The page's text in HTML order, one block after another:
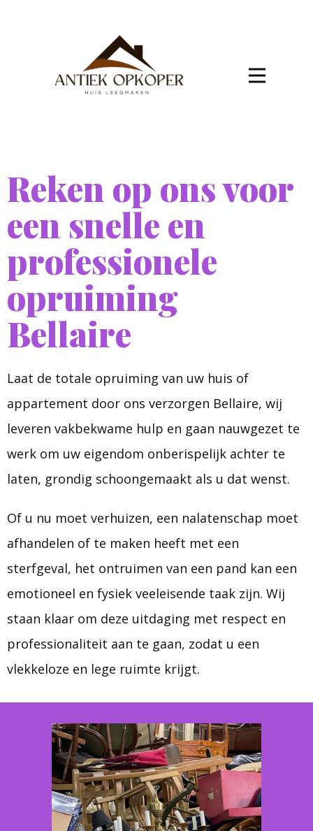
Reken op ons voor
een snelle en
professionele
opruiming
Bellaire
Laat de totale opruiming van uw huis of
appartement door ons verzorgen Bellaire, wij
leveren vakbekwame hulp en gaan nauwgezet te
werk om uw eigendom onberispelijk achter te
laten, grondig schoongemaakt als u dat wenst.
Of u nu moet verhuizen, een nalatenschap moet
afhandelen of te maken heeft met een
sterfgeval, het ontruimen van een pand kan een
emotioneel en fysiek veeleisende taak zijn. Wij
staan klaar om deze uitdaging met respect en
professionaliteit aan te gaan, zodat u een
vlekkeloze en lege ruimte krijgt.